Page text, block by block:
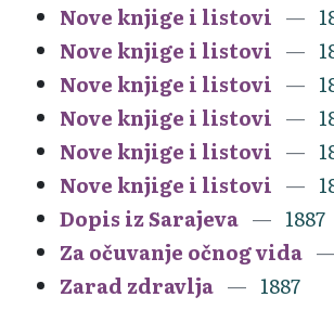
Nove knjige i listovi
Nove knjige i listovi
Nove knjige i listovi
Nove knjige i listovi
Nove knjige i listovi
Nove knjige i listovi
Dopis iz Sarajeva
1887
Za očuvanje očnog vida
Zarad zdravlja
1887